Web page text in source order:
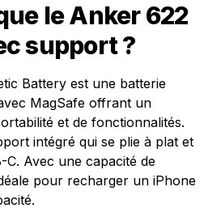
le Anker 622
support ?
Battery est une batterie
MagSafe offrant un
et de fonctionnalités.
intégré qui se plie à plat et
C. Avec une capacité de
pour recharger un iPhone